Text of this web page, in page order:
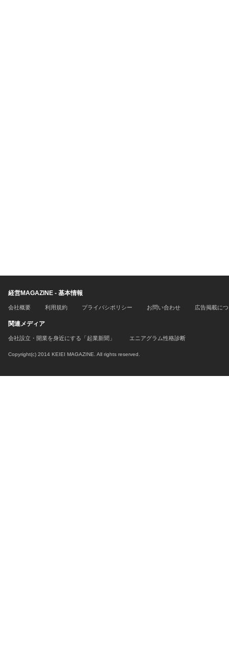
経営MAGAZINE - 基本情報
会社概要 利用規約 プライバシポリシー お問い合わせ 広告掲載に
関連メディア
会社設立・開業を身近にする「起業新聞」 エニアグラム性格診断
Copyright(c) 2014 KEIEI MAGAZINE. All rights reserved.